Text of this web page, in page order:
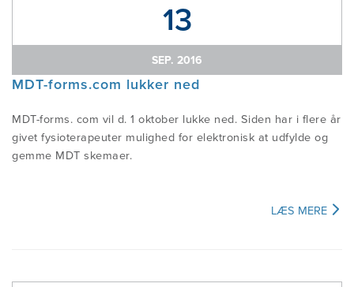
MDT ET FUNDAMENT TIL
FYSKARRIEREN
INTERNATIONAL DIPLOMA
SALGSBETINGELSER
13
SEP. 2016
MDT-forms.com lukker ned
MDT-forms. com vil d. 1 oktober lukke ned. Siden har i flere år
givet fysioterapeuter mulighed for elektronisk at udfylde og
gemme MDT skemaer.
LÆS MERE